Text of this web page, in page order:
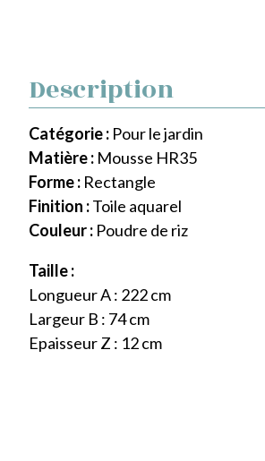
Description
Catégorie : Pour le jardin
Matière : Mousse HR35
Forme : Rectangle
Finition :Toile aquarel
Couleur : Poudre de riz
Taille :
Longueur A : 222 cm
Largeur B : 74 cm
Epaisseur Z : 12 cm